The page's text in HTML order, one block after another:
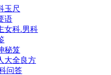
玉尺
语
女科.男科
秘笈
大全良方
问答